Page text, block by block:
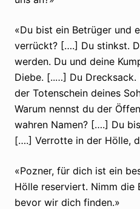
«Du bist ein Betrüger und
verrückt? [….] Du stinkst.
werden. Du und deine
Diebe. [..…] Du
der Totenschein deines
Warum nennst du der
wahren Namen? [….] Du
[….] Verrotte in der Hölle,
«Pozner, für dich ist ein
Hölle reserviert. Nimm die
bevor wir dich finden.»